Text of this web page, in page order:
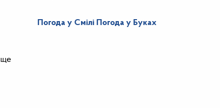
ще
Погода у Смілі Погода у Буках